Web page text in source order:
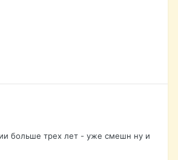
больше трех лет - уже смешн ну и